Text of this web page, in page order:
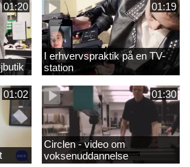
01:20 01:19
I erhvervspraktik på en TV-
station
01:02 01:30
Circlen - video om
voksenuddannelse